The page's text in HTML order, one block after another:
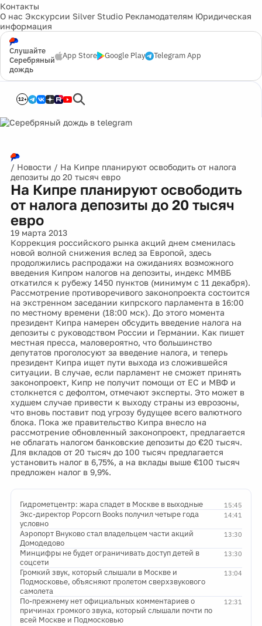
Контакты
О нас Экскурсии Silver Studio Рекламодателям Юридическая
информация
Слушайте
Серебряный
дождь
App Store Google Play Telegram App
12+
/ Новости / На Кипре планируют освободить от налога
депозиты до 20 тысяч евро
На Кипре планируют освободить
от налога депозиты до 20 тысяч
евро
19 марта 2013
Коррекция российского рынка акций днем сменилась
новой волной снижения вслед за Европой, здесь
продолжились распродажи на ожиданиях возможного
введения Кипром налогов на депозиты, индекс ММВБ
откатился к рубежу 1450 пунктов (минимум с 11 декабря).
Рассмотрение противоречивого законопроекта состоится
на экстренном заседании кипрского парламента в 16:00
по местному времени (18:00 мск). До этого момента
президент Кипра намерен обсудить введение налога на
депозиты с руководством России и Германии. Как пишет
местная пресса, маловероятно, что большинство
депутатов проголосуют за введение налога, и теперь
президент Кипра ищет пути выхода из сложившейся
ситуации. В случае, если парламент не сможет принять
законопроект, Кипр не получит помощи от ЕС и МВФ и
столкнется с дефолтом, отмечают эксперты. Это может в
худшем случае привести к выходу страны из еврозоны,
что вновь поставит под угрозу будущее всего валютного
блока. Пока же правительство Кипра внесло на
рассмотрение обновленный законопроект, предлагается
не облагать налогом банковские депозиты до €20 тысяч.
Для вкладов от 20 тысяч до 100 тысяч предлагается
установить налог в 6,75%, а на вклады выше €100 тысяч
предложен налог в 9,9%.
15:45
Гидрометцентр: жара спадет в Москве в выходные
14:41
Экс-директор Popcorn Books получил четыре года
условно
13:30
Аэропорт Внуково стал владельцем части акций
Домодедово
13:30
Минцифры не будет ограничивать доступ детей в
соцсети
13:04
Громкий звук, который слышали в Москве и
Подмосковье, объясняют пролетом сверхзвукового
самолета
12:31
По-прежнему нет официальных комментариев о
причинах громкого звука, который слышали почти по
всей Москве и Подмосковью